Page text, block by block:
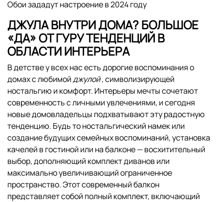
Обои зададут настроение в 2024 году
ДЖУЛА ВНУТРИ ДОМА? БОЛЬШОЕ
«ДА» ОТ ГУРУ ТЕНДЕНЦИЙ В
ОБЛАСТИ ИНТЕРЬЕРА
В детстве у всех нас есть дорогие воспоминания о
домах с любимойджулой, символизирующей
ностальгию и комфорт. Интерьеры мечты сочетают
современность с личными увлечениями, и сегодня
новые домовладельцы подхватывают эту радостную
тенденцию. Будь то ностальгический намек или
создание будущих семейных воспоминаний, установка
качелей в гостиной или на балконе — восхитительный
выбор, дополняющий комплект диванов или
максимально увеличивающий ограниченное
пространство. Этот современный балкон
представляет собой полный комплект, включающий